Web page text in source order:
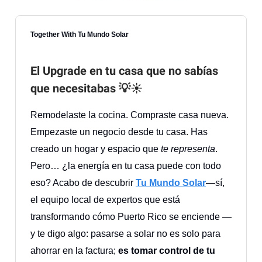
Together With Tu Mundo Solar
El Upgrade en tu casa que no sabías
que necesitabas 💡☀️
Remodelaste la cocina. Compraste casa nueva.
Empezaste un negocio desde tu casa. Has
creado un hogar y espacio que te representa.
Pero… ¿la energía en tu casa puede con todo
eso? Acabo de descubrir Tu Mundo Solar—sí,
el equipo local de expertos que está
transformando cómo Puerto Rico se enciende —
y te digo algo: pasarse a solar no es solo para
ahorrar en la factura; es tomar control de tu